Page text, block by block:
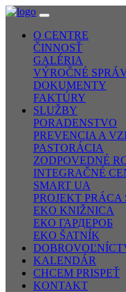
O CENTRE
ČINNOSŤ
GALÉRIA
VÝROČNÉ
DOKUMENTY
FAKTÚRY
SLUŽBY
PORADENSTVO
PREVENCIA A
PASTORÁCIA
ZODPOVEDNÉ
INTEGRAČNÉ
SMART UA
PROJEKT PRÁCA
EKO KNIŽNICA
ЕКО ГАРДЕРОБ
EKO ŠATNÍK
KALENDÁR
CHCEM PRISPEŤ
KONTAKT